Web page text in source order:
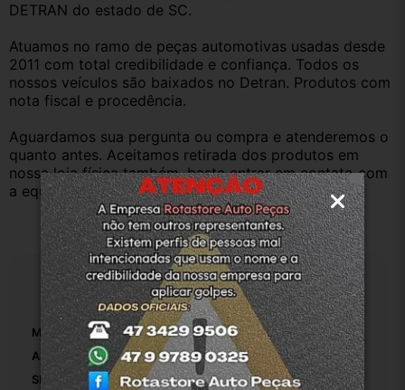
DETRAN do estado de SC.
Atuamos no ramo de peças automotivas usadas desde
2011 com total credibilidade e confiança. Todos os
nossos veículos são baixados no Detran. Produtos com
nota fiscal e procedência.
Aguardamos sua pergunta ou compra e atenderemos o
quanto antes. Aceitamos retirada dos produtos em
nossa loja física também, basta entrar em contato com
a equipe Rotasul e tiramos suas dúvidas.
Especificações
Marca: Fiat
Altura Da Embalagem: 22
SKU: P-10592